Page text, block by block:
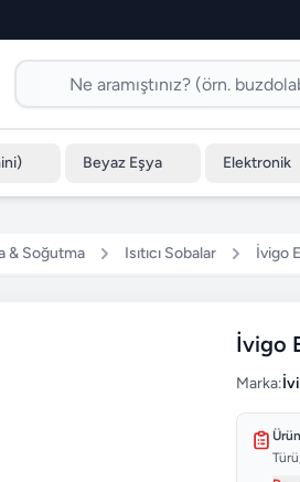
Beyaz Eşya Elektronik
& Soğutma Isıtıcı Sobalar İvigo
İvigo
Marka: